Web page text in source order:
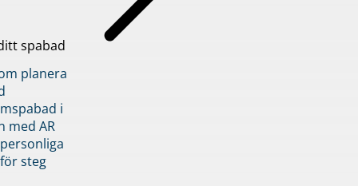
spabad
planera
i
med AR
steg